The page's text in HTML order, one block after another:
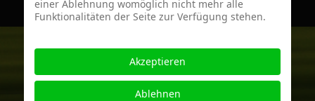
einer Ablehnung womöglich nicht mehr alle
Funktionalitäten der Seite zur Verfügung stehen.
Akzeptieren
Ablehnen